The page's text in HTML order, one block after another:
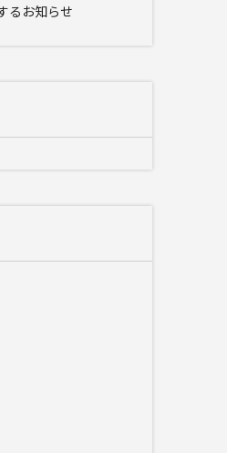
るお知らせ